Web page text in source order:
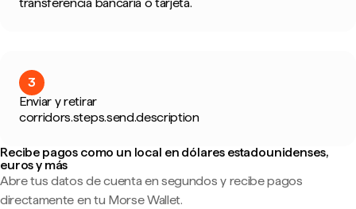
3
Enviar y retirar
corridors.steps.send.description
Recibe pagos como un local en dólares estadounidenses,
euros y más
Abre tus datos de cuenta en segundos y recibe pagos
directamente en tu Morse Wallet.